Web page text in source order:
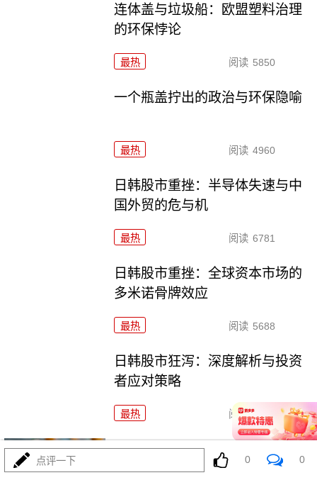
连体盖与垃圾船：欧盟塑料治理
的环保悖论
最热 阅读 5850
一个瓶盖拧出的政治与环保隐喻
最热 阅读 4960
日韩股市重挫：半导体失速与中
国外贸的危与机
最热 阅读 6781
日韩股市重挫：全球资本市场的
多米诺骨牌效应
最热 阅读 5688
日韩股市狂泻：深度解析与投资
者应对策略
最热 阅读 5220
韩股熔断警示：投资者应果断抛
售的三类高危资产
点评一下 0 0